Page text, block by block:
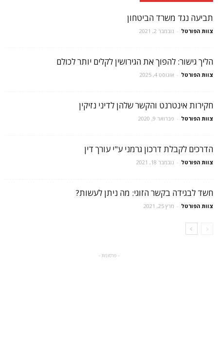
תביעה נגד משרד הביטחון
צוות הפורטל - נובמבר 2, 2021
הליך גישור: להפוך את הגירושין לקלים יותר לכולם
צוות הפורטל - אוגוסט 4, 2025
חקירות אינטרנט והקשר שלהן לדיני נזיקין
צוות הפורטל - פברואר 9, 2020
הדרכים לקבלת דרכון גרמני ע"י עורך דין
צוות הפורטל - נובמבר 18, 2021
חשד לבגידה בקשר הזוגי: מה ניתן לעשות?
צוות הפורטל - מרץ 25, 2021
- פרסומת -